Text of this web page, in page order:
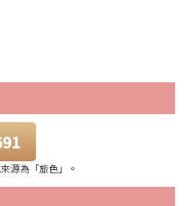
源為「旅色」。